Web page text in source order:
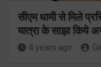
सीएम धामी से मिले
यात्रा के साझा किये
4 years ago